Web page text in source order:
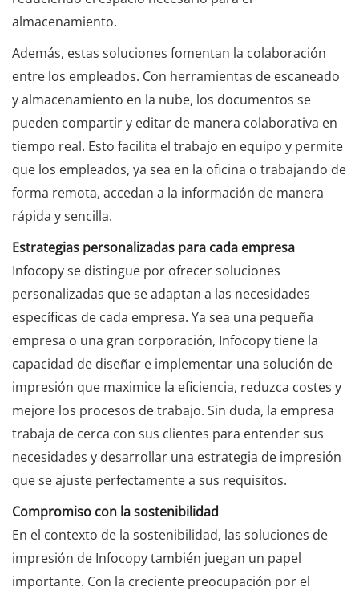
almacenamiento.
Además, estas soluciones fomentan la colaboración
entre los empleados. Con herramientas de escaneado
y almacenamiento en la nube, los documentos se
pueden compartir y editar de manera colaborativa en
tiempo real. Esto facilita el trabajo en equipo y permite
que los empleados, ya sea en la oficina o trabajando de
forma remota, accedan a la información de manera
rápida y sencilla.
Estrategias personalizadas para cada empresa
Infocopy se distingue por ofrecer soluciones
personalizadas que se adaptan a las necesidades
específicas de cada empresa. Ya sea una pequeña
empresa o una gran corporación, Infocopy tiene la
capacidad de diseñar e implementar una solución de
impresión que maximice la eficiencia, reduzca costes y
mejore los procesos de trabajo. Sin duda, la empresa
trabaja de cerca con sus clientes para entender sus
necesidades y desarrollar una estrategia de impresión
que se ajuste perfectamente a sus requisitos.
Compromiso con la sostenibilidad
En el contexto de la sostenibilidad, las soluciones de
impresión de Infocopy también juegan un papel
importante. Con la creciente preocupación por el